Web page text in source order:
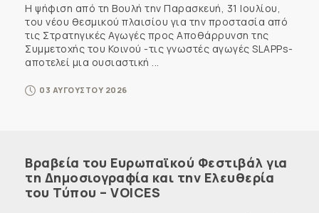
Η ψήφιση από τη Βουλή την Παρασκευή, 31 Ιουλίου,
του νέου θεσμικού πλαισίου για την προστασία από
τις Στρατηγικές Αγωγές προς Αποθάρρυνση της
Συμμετοχής του Κοινού -τις γνωστές αγωγές SLAPPs-
αποτελεί μια ουσιαστική ...
03 ΑΥΓΟΥΣΤΟΥ 2026
Βραβεία του Ευρωπαϊκού Φεστιβάλ για
τη Δημοσιογραφία και την Ελευθερία
του Τύπου – VOICES